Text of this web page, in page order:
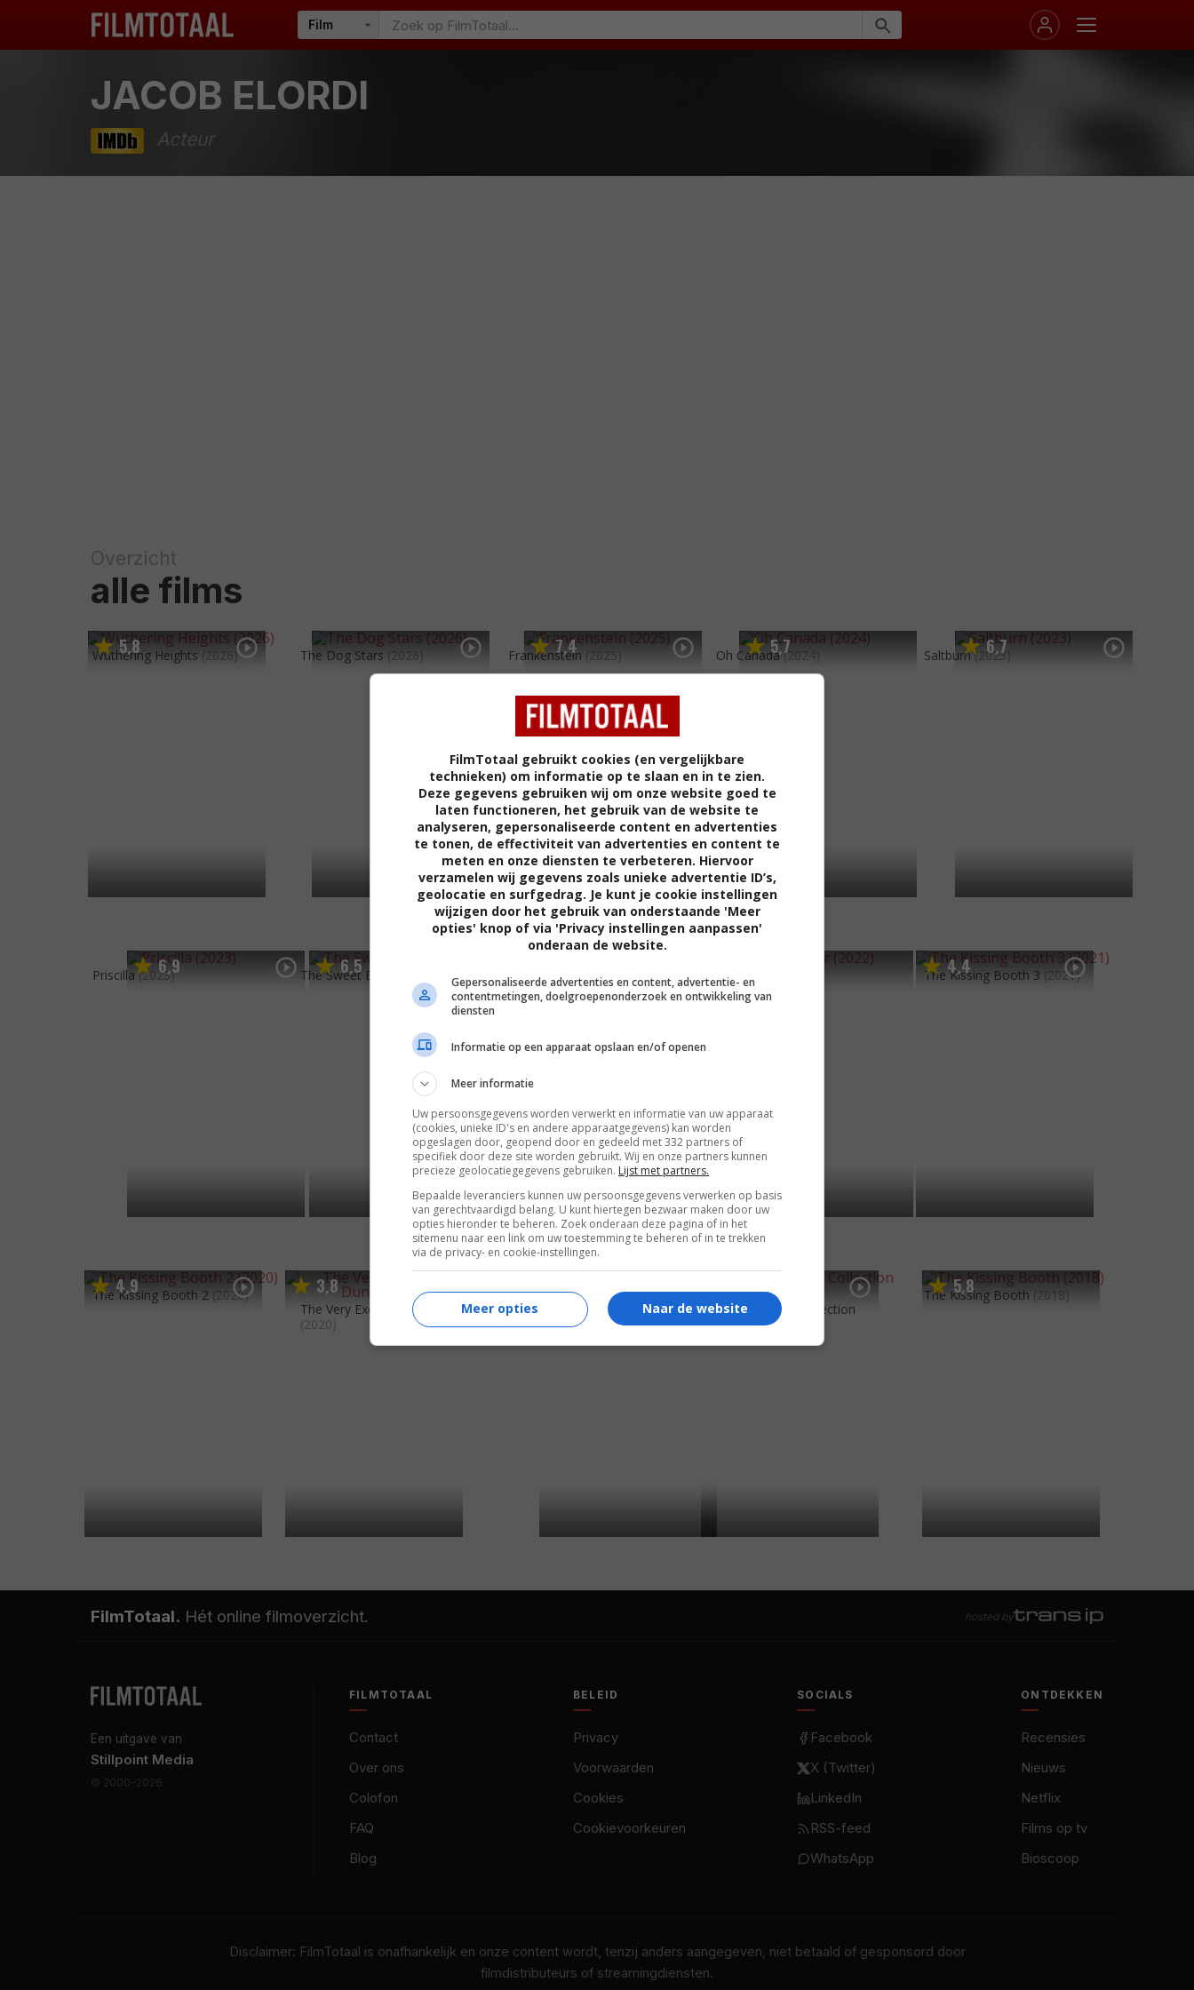
JACOB ELORDI
Acteur
Overzicht
alle films
5,8
Wuthering Heights (2026) The Dog Stars (2026) 7,4
Frankenstein (2025) 5,7
Oh Canada (2024) 6,7
Saltburn (2023)
6,9
Priscilla (2023) 6,5
The Sweet East He Went That Way (2023) Deep Water 4,4
The Kissing Booth 3 (2021)
4,9
The Kissing Booth 2 (2020) 3,8
The Very Excellent Mr. Dundee
(2020)
2 Hearts (2020)
The Mortuary Collection
(2019)
5,8
The Kissing Booth (2018)
FilmTotaal. Hét online filmoverzicht. hosted by
Een uitgave van
Stillpoint Media
© 2000–2026
FILMTOTAAL
Contact
Over ons
Colofon
FAQ
Blog
BELEID
Privacy
Voorwaarden
Cookies
Cookievoorkeuren
SOCIALS
Facebook
X (Twitter)
LinkedIn
RSS-feed
WhatsApp
ONTDEKKEN
Recensies
Nieuws
Netflix
Films op tv
Bioscoop
Disclaimer: FilmTotaal is onafhankelijk en onze content wordt, tenzij anders aangegeven, niet betaald of gesponsord door
filmdistributeurs of streamingdiensten.
FilmTotaal gebruikt cookies (en vergelijkbare
technieken) om informatie op te slaan en in te zien.
Deze gegevens gebruiken wij om onze website goed te
laten functioneren, het gebruik van de website te
analyseren, gepersonaliseerde content en advertenties
te tonen, de effectiviteit van advertenties en content te
meten en onze diensten te verbeteren. Hiervoor
verzamelen wij gegevens zoals unieke advertentie ID’s,
geolocatie en surfgedrag. Je kunt je cookie instellingen
wijzigen door het gebruik van onderstaande 'Meer
opties' knop of via 'Privacy instellingen aanpassen'
onderaan de website.
Gepersonaliseerde advertenties en content, advertentie- en
contentmetingen, doelgroepenonderzoek en ontwikkeling van
diensten
Informatie op een apparaat opslaan en/of openen
Meer informatie
Uw persoonsgegevens worden verwerkt en informatie van uw apparaat
(cookies, unieke ID's en andere apparaatgegevens) kan worden
opgeslagen door, geopend door en gedeeld met 332 partners of
specifiek door deze site worden gebruikt. Wij en onze partners kunnen
precieze geolocatiegegevens gebruiken. Lijst met partners.
Bepaalde leveranciers kunnen uw persoonsgegevens verwerken op basis
van gerechtvaardigd belang. U kunt hiertegen bezwaar maken door uw
opties hieronder te beheren. Zoek onderaan deze pagina of in het
sitemenu naar een link om uw toestemming te beheren of in te trekken
via de privacy- en cookie-instellingen.
Naar de website
Meer opties